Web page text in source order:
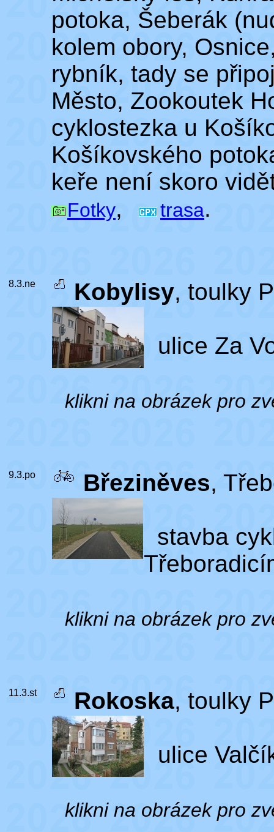
potoka, Šeberák
kolem obory,
rybník, tady se
Město, Zookoutek
cyklostezka u
Košíkovského
keře není skoro
Fotky, trasa.
8.3.ne Kobylisy, toulky
ulice Za
klikni na obrázek pro
9.3.po Březiněves,
stavba
klikni na obrázek pro
11.3.st Rokoska, toulky
ulice
klikni na obrázek pro